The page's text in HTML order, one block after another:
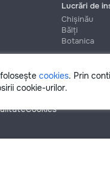
cookies. Prin
cookie-urilor.
Lucrări de
Chișinău
Bălți
Botanica
Cookies